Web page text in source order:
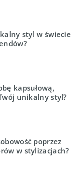
styl w świecie
kapsułową,
unikalny styl?
poprzez
w stylizacjach?